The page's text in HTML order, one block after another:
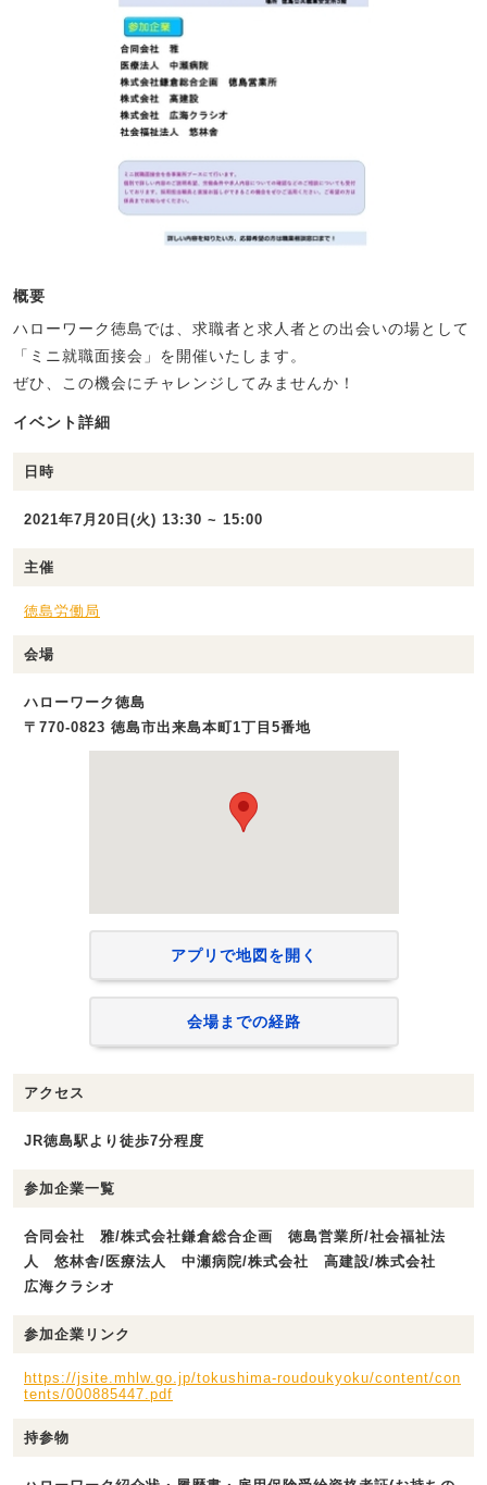
概要
ハローワーク徳島では、求職者と求人者との出会いの場として
「ミニ就職面接会」を開催いたします。
ぜひ、この機会にチャレンジしてみませんか！
イベント詳細
日時
2021年7月20日(火) 13:30 ~ 15:00
主催
徳島労働局
会場
ハローワーク徳島
〒770-0823 徳島市出来島本町1丁目5番地
アプリで地図を開く
会場までの経路
アクセス
JR徳島駅より徒歩7分程度
参加企業一覧
合同会社 雅/株式会社鎌倉総合企画 徳島営業所/社会福祉法
人 悠林舎/医療法人 中瀬病院/株式会社 高建設/株式会社
広海クラシオ
参加企業リンク
https://jsite.mhlw.go.jp/tokushima-roudoukyoku/content/con
tents/000885447.pdf
持参物